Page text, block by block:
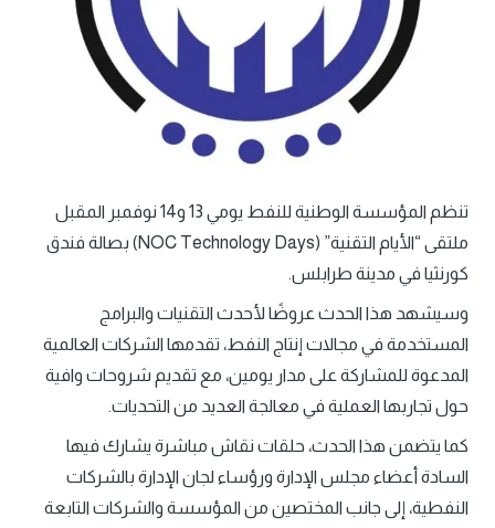
تنظم المؤسسة الوطنية للنفط يومي 13 و14 نوفمبر المقبل
ملتقى “الأيام التقنية” (NOC Technology Days) بصالة فندق
كورنثيا في مدينة طرابلس.
وسيشهد هذا الحدث عروضًا لأحدث التقنيات والبرامج
المستخدمة في مجالات إنتاج النفط، تقدمها الشركات العالمية
المدعوة للمشاركة على مدار يومين، مع تقديم شروحات وافية
حول تجاربها العملية في معالجة العديد من التحديات.
كما يتضمن هذا الحدث، حلقات نقاش مباشرة يشارك فيها
السادة أعضاء مجلس الإدارة ورؤساء لجان الإدارة بالشركات
النفطية، إلى جانب المختصين من المؤسسة والشركات التابعة